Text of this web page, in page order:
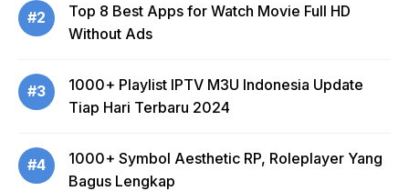
#2
Top 8 Best Apps for Watch Movie Full HD
Without Ads
#3
1000+ Playlist IPTV M3U Indonesia Update
Tiap Hari Terbaru 2024
#4
1000+ Symbol Aesthetic RP, Roleplayer Yang
Bagus Lengkap